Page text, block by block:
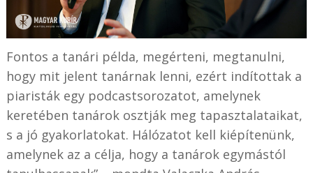
Fontos a tanári példa, megérteni, megtanulni,
hogy mit jelent tanárnak lenni, ezért indítottak a
piaristák egy podcastsorozatot, amelynek
keretében tanárok osztják meg tapasztalataikat,
s a jó gyakorlatokat. Hálózatot kell kiépítenünk,
amelynek az a célja, hogy a tanárok egymástól